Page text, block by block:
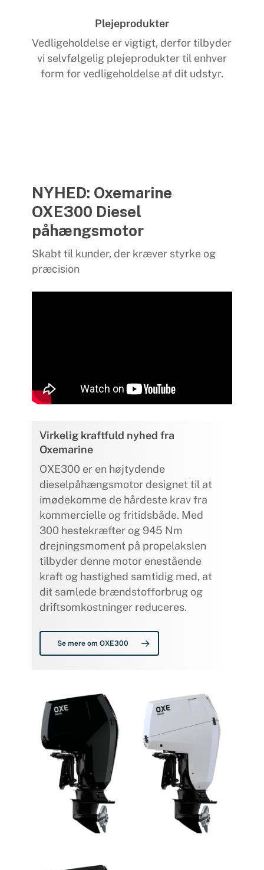
Plejeprodukter
Vedligeholdelse er vigtigt, derfor tilbyder
vi selvfølgelig plejeprodukter til enhver
form for vedligeholdelse af dit udstyr.
NYHED: Oxemarine
OXE300 Diesel
påhængsmotor
Skabt til kunder, der kræver styrke og
præcision
Virkelig kraftfuld nyhed fra
Oxemarine
OXE300 er en højtydende
dieselpåhængsmotor designet til at
imødekomme de hårdeste krav fra
kommercielle og fritidsbåde. Med
300 hestekræfter og 945 Nm
drejningsmoment på propelakslen
tilbyder denne motor enestående
kraft og hastighed samtidig med, at
dit samlede brændstofforbrug og
driftsomkostninger reduceres.
Se mere om OXE300